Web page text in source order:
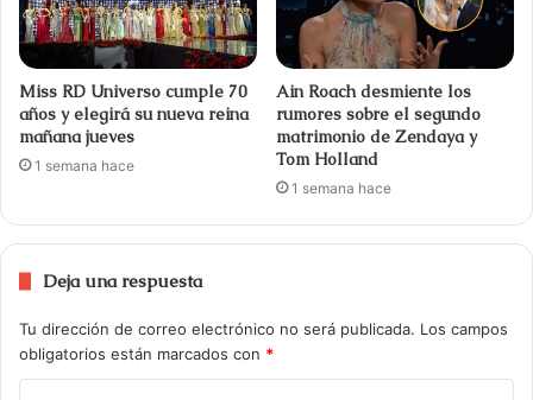
Miss RD Universo cumple 70
años y elegirá su nueva reina
mañana jueves
1 semana hace
Ain Roach desmiente los
rumores sobre el segundo
matrimonio de Zendaya y
Tom Holland
1 semana hace
Deja una respuesta
Tu dirección de correo electrónico no será publicada. Los campos
obligatorios están marcados con *